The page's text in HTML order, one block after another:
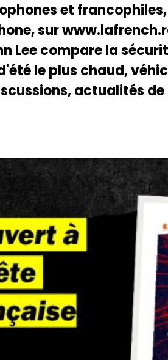
et
sur
Lee compare la
le plus chaud,
actualités